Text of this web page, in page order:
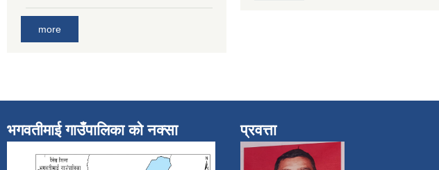
more
भगवतीमाई गाउँपालिका को नक्सा प्रवत्ता